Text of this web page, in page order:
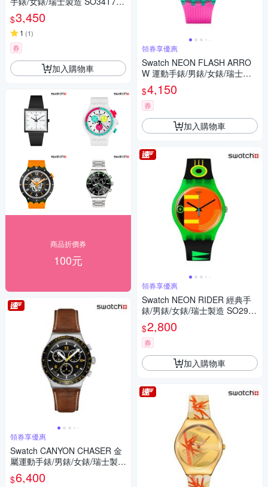
-S14 (33mm)
$3,450
1 (1)
券
加入購物車
商品折價券
100元
領券享優惠
Swatch CANYON CHASER 金
屬運動手錶/男錶/女錶/瑞士製造
YVS530 (43mm)
$6,400
領券享優惠
Swatch NEON FLASH ARRO
W 運動手錶/男錶/女錶/瑞士製
造 SUSG408 (42mm)
$4,150
券
加入購物車
領券享優惠
Swatch NEON RIDER 經典手
錶/男錶/女錶/瑞士製造 SO29G
106 (41mm)
$2,800
券
加入購物車